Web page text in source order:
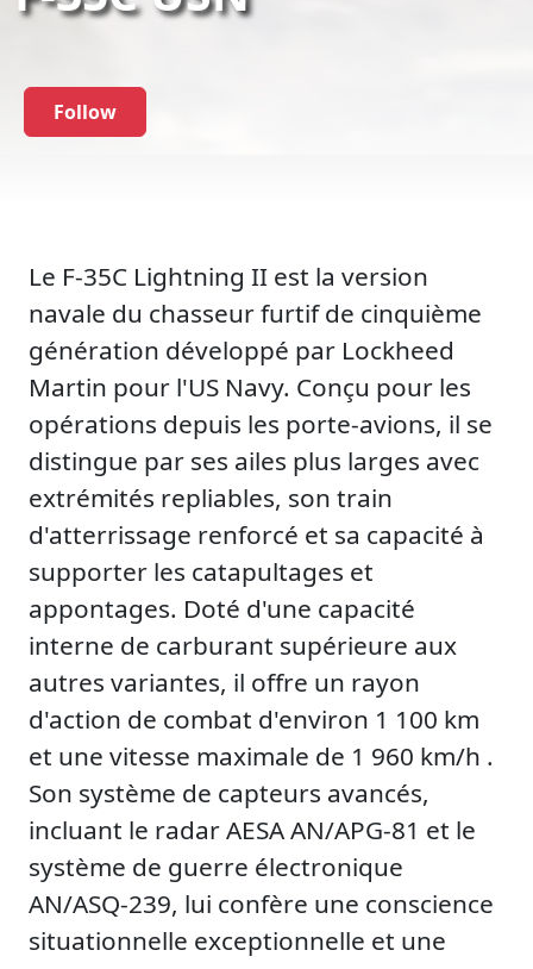
Follow
Le F-35C Lightning II est la version
navale du chasseur furtif de cinquième
génération développé par Lockheed
Martin pour l'US Navy. Conçu pour les
opérations depuis les porte-avions, il se
distingue par ses ailes plus larges avec
extrémités repliables, son train
d'atterrissage renforcé et sa capacité à
supporter les catapultages et
appontages. Doté d'une capacité
interne de carburant supérieure aux
autres variantes, il offre un rayon
d'action de combat d'environ 1 100 km
et une vitesse maximale de 1 960 km/h .
Son système de capteurs avancés,
incluant le radar AESA AN/APG-81 et le
système de guerre électronique
AN/ASQ-239, lui confère une conscience
situationnelle exceptionnelle et une